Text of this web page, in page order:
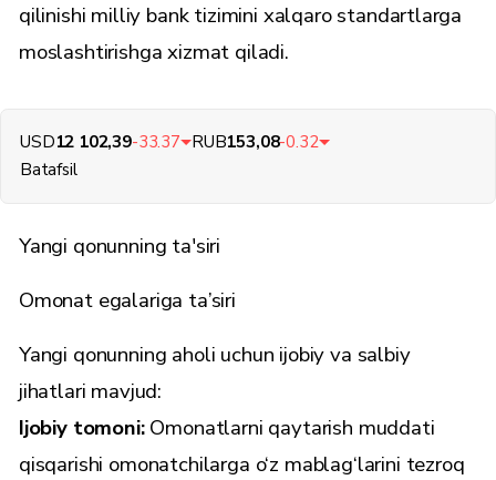
qilinishi milliy bank tizimini xalqaro standartlarga
moslashtirishga xizmat qiladi.
USD12 102,39-33.37 RUB153,08-0.32
Batafsil
Yangi qonunning ta'siri
Omonat egalariga ta’siri
Yangi qonunning aholi uchun ijobiy va salbiy
jihatlari mavjud:
Ijobiy tomoni:Omonatlarni qaytarish muddati
qisqarishi omonatchilarga o‘z mablag‘larini tezroq